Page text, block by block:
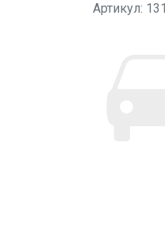
Артикул: